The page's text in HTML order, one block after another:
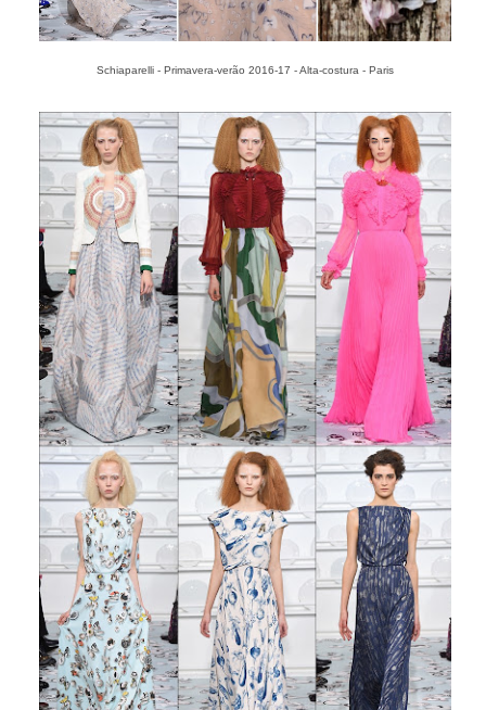
Schiaparelli - Primavera-verão 2016-17 - Alta-costura - Paris